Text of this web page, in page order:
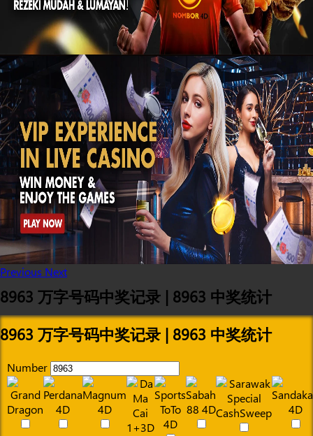
Previous Next
8963 万字号码中奖记录 | 8963 中奖统计
8963 万字号码中奖记录 | 8963 中奖统计
Number